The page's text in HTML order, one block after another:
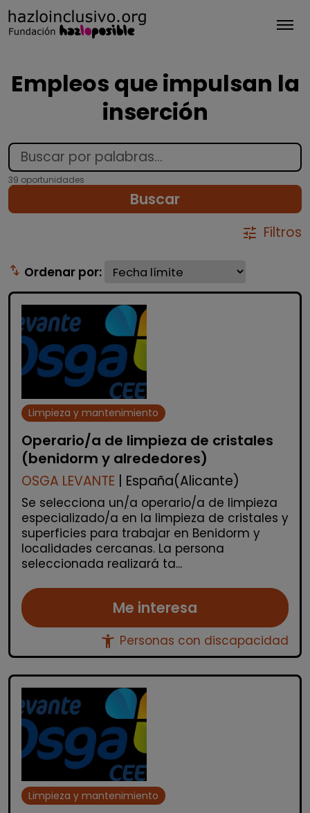
Empleos que impulsan la
inserción
39 oportunidades
Buscar
tune Filtros
swap_vert Ordenar por:
Limpieza y mantenimiento
Operario/a de limpieza de cristales
(benidorm y alrededores)
OSGA LEVANTE | España(Alicante)
Se selecciona un/a operario/a de limpieza
especializado/a en la limpieza de cristales y
superficies para trabajar en Benidorm y
localidades cercanas. La persona
seleccionada realizará ta...
Me interesa
accessibility_new Personas con discapacidad
Limpieza y mantenimiento